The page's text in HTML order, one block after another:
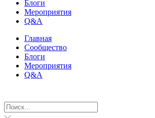
Блоги
Мероприятия
Q&A
Главная
Сообщество
Блоги
Мероприятия
Q&A